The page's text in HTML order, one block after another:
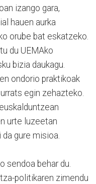
izango gara,
hauen aurka
orube bat eskatzeko.
du UEMAko
bizia daukagu.
ondorio praktikoak
egin zehazteko.
urte luzeetan
gure misioa.
sendoa behar du.
politikaren zimendu